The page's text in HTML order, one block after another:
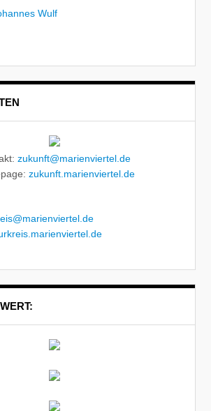
zukunft@marienviertel.de
zukunft.marienviertel.de